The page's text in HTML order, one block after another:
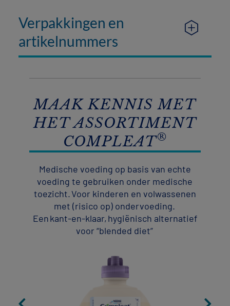
Verpakkingen en
artikelnummers
MAAK KENNIS MET
HET ASSORTIMENT
COMPLEAT®
Medische voeding op basis van echte
voeding te gebruiken onder medische
toezicht. Voor kinderen en volwassenen
met (risico op) ondervoeding.
Een kant-en-klaar, hygiënisch alternatief
voor “blended diet”